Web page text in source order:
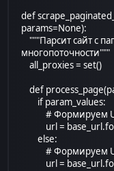
def
params=None):
"""Парсит сайт с
многопоточности"""
all_proxies = set()
def
if param_values:
# Формируем
url =
else:
# Формируем
url =